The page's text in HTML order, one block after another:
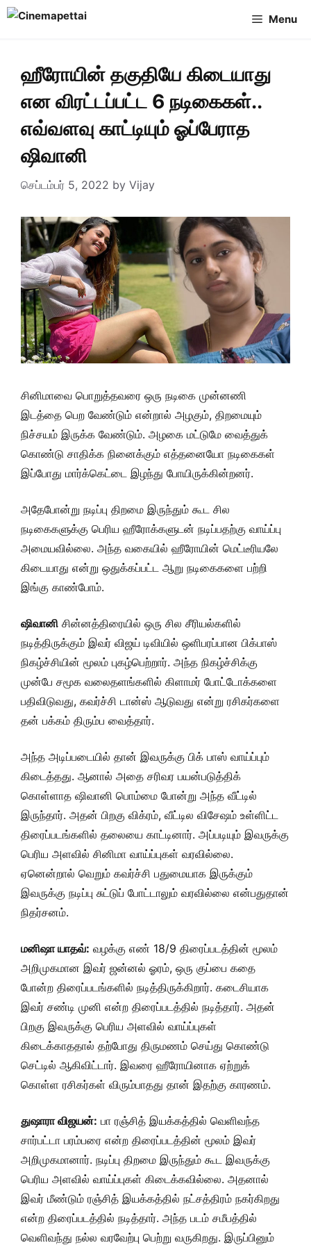
Skip
Menu
ஹீரோயின் தகுதியே கிடையாது
என விரட்டப்பட்ட 6 நடிகைகள்..
எவ்வளவு காட்டியும் ஓப்பேராத
ஷிவானி
செப்டம்பர் 5, 2022 by Vijay
சினிமாவை பொறுத்தவரை ஒரு நடிகை முன்னணி
இடத்தை பெற வேண்டும் என்றால் அழகும், திறமையும்
நிச்சயம் இருக்க வேண்டும். அழகை மட்டுமே வைத்துக்
கொண்டு சாதிக்க நினைக்கும் எத்தனையோ நடிகைகள்
இப்போது மார்க்கெட்டை இழந்து போயிருக்கின்றனர்.
அதேபோன்று நடிப்பு திறமை இருந்தும் கூட சில
நடிகைகளுக்கு பெரிய ஹீரோக்களுடன் நடிப்பதற்கு வாய்ப்பு
அமையவில்லை. அந்த வகையில் ஹீரோயின் மெட்டீரியலே
கிடையாது என்று ஒதுக்கப்பட்ட ஆறு நடிகைகளை பற்றி
இங்கு காண்போம்.
ஷிவானி சின்னத்திரையில் ஒரு சில சீரியல்களில்
நடித்திருக்கும் இவர் விஜய் டிவியில் ஒளிபரப்பான பிக்பாஸ்
நிகழ்ச்சியின் மூலம் புகழ்பெற்றார். அந்த நிகழ்ச்சிக்கு
முன்பே சமூக வலைதளங்களில் கிளாமர் போட்டோக்களை
பதிவிடுவது, கவர்ச்சி டான்ஸ் ஆடுவது என்று ரசிகர்களை
தன் பக்கம் திரும்ப வைத்தார்.
அந்த அடிப்படையில் தான் இவருக்கு பிக் பாஸ் வாய்ப்பும்
கிடைத்தது. ஆனால் அதை சரிவர பயன்படுத்திக்
கொள்ளாத ஷிவானி பொம்மை போன்று அந்த வீட்டில்
இருந்தார். அதன் பிறகு விக்ரம், வீட்டில விசேஷம் உள்ளிட்ட
திரைப்படங்களில் தலையை காட்டினார். அப்படியும் இவருக்கு
பெரிய அளவில் சினிமா வாய்ப்புகள் வரவில்லை.
ஏனென்றால் வெறும் கவர்ச்சி பதுமையாக இருக்கும்
இவருக்கு நடிப்பு சுட்டுப் போட்டாலும் வரவில்லை என்பதுதான்
நிதர்சனம்.
மனிஷா யாதவ்: வழக்கு எண் 18/9 திரைப்படத்தின் மூலம்
அறிமுகமான இவர் ஜன்னல் ஓரம், ஒரு குப்பை கதை
போன்ற திரைப்படங்களில் நடித்திருக்கிறார். கடைசியாக
இவர் சண்டி முனி என்ற திரைப்படத்தில் நடித்தார். அதன்
பிறகு இவருக்கு பெரிய அளவில் வாய்ப்புகள்
கிடைக்காததால் தற்போது திருமணம் செய்து கொண்டு
செட்டில் ஆகிவிட்டார். இவரை ஹீரோயினாக ஏற்றுக்
கொள்ள ரசிகர்கள் விரும்பாதது தான் இதற்கு காரணம்.
துஷாரா விஜயன்: பா ரஞ்சித் இயக்கத்தில் வெளிவந்த
சார்பட்டா பரம்பரை என்ற திரைப்படத்தின் மூலம் இவர்
அறிமுகமானார். நடிப்பு திறமை இருந்தும் கூட இவருக்கு
பெரிய அளவில் வாய்ப்புகள் கிடைக்கவில்லை. அதனால்
இவர் மீண்டும் ரஞ்சித் இயக்கத்தில் நட்சத்திரம் நகர்கிறது
என்ற திரைப்படத்தில் நடித்தார். அந்த படம் சமீபத்தில்
வெளிவந்து நல்ல வரவேற்பு பெற்று வருகிறது. இருப்பினும்